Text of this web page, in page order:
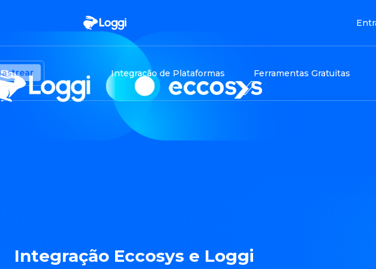
Integração de Plataformas Ferramentas Gratuitas
Integração Eccosys e Loggi